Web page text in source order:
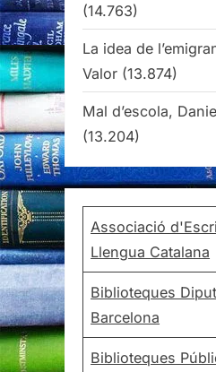
(14.763)
La idea de
Valor (13.874)
Mal d’escola,
(13.204)
Associació
Llengua Catalana
Biblioteques
Barcelona
Biblioteques